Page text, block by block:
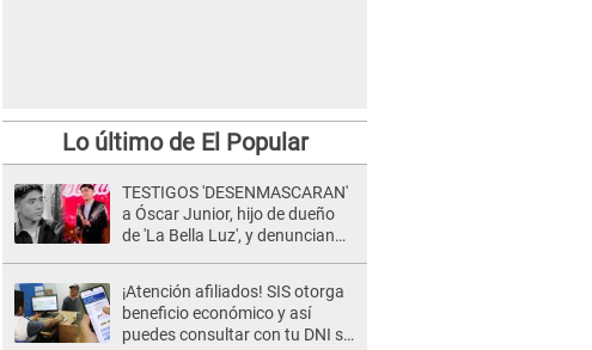
Lo último de El Popular
TESTIGOS 'DESENMASCARAN'
a Óscar Junior, hijo de dueño
de 'La Bella Luz', y denuncian
¡Atención afiliados! SIS otorga
beneficio económico y así
puedes consultar con tu DNI si